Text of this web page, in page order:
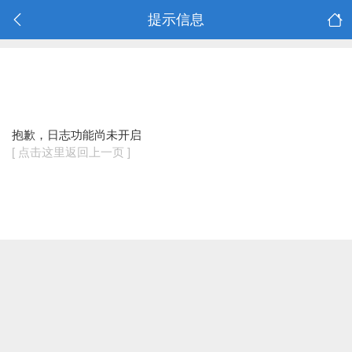
提示信息
抱歉，日志功能尚未开启
[ 点击这里返回上一页 ]